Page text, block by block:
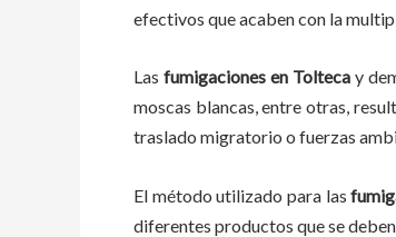
efectivos que acaben con la
Las fumigacionesen Toltecay
moscas blancas, entre otras,
traslado migratorio o fuerzas
El método utilizado para las
diferentes productos que se